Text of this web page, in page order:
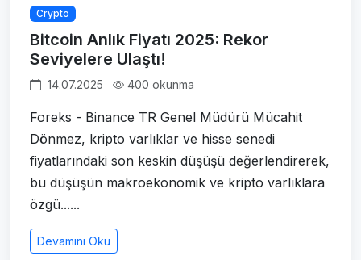
Crypto
Bitcoin Anlık Fiyatı 2025: Rekor
Seviyelere Ulaştı!
14.07.2025 400 okunma
Foreks - Binance TR Genel Müdürü Mücahit
Dönmez, kripto varlıklar ve hisse senedi
fiyatlarındaki son keskin düşüşü değerlendirerek,
bu düşüşün makroekonomik ve kripto varlıklara
özgü......
Devamını Oku